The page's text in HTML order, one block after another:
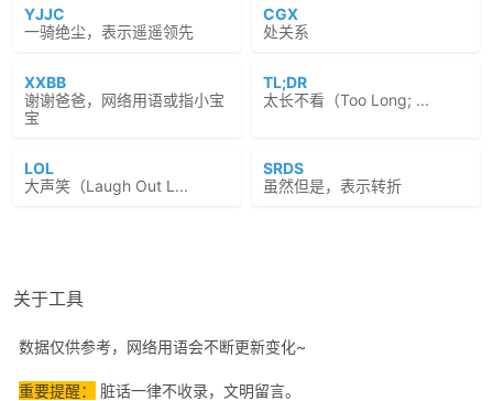
YJJC
一骑绝尘，表示遥遥领先
CGX
处关系
XXBB
谢谢爸爸，网络用语或指小宝
宝
TL;DR
太长不看（Too Long; ...
LOL
大声笑（Laugh Out L...
SRDS
虽然但是，表示转折
关于工具
数据仅供参考，网络用语会不断更新变化~
重要提醒： 脏话一律不收录，文明留言。